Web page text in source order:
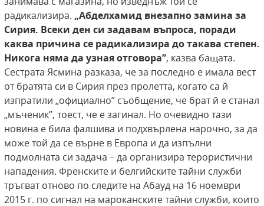
радикализира. „Абделхамид внезапно замина за
Сирия. Всеки ден си задавам въпроса, поради
каква причина се радикализира до такава степен.
Никога няма да узная отговора”, казва бащата.
Сестрата Ясмина разказа, че за последно е имала вест
от братята си в Сирия през пролетта, когато са й
изпратили „официално” съобщение, че брат й е станал
„мъченик”, тоест, че е загинал. Но очевидно тази
новина е била фалшива и подхвърлена нарочно, за да
може той да се върне в Европа и да изпълни
подмолната си задача – да организира терористични
нападения. Френските и белгийските тайни служби
тръгват отново по следите на Абауд на 16 ноември
2015 г. по сигнал на мароканските тайни служби, които